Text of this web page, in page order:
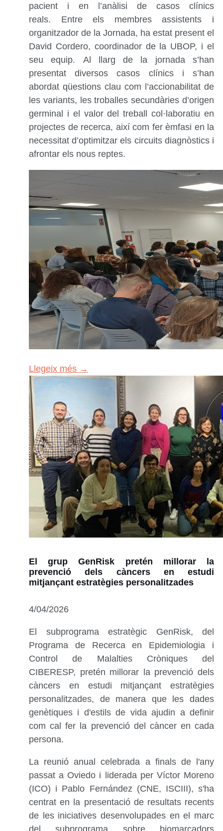
pacient i en l’anàlisi de casos clínics
reals. Entre els membres assistents i
organitzador de la Jornada, ha estat present el
David Cordero, coordinador de la UBOP, i el
seu equip. Al llarg de la jornada s’han
presentat diversos casos clínics i s’han
abordat qüestions clau com l’accionabilitat de
les variants, les troballes secundàries d’origen
germinal i el valor del treball col·laboratiu en
projectes de recerca, així com fer èmfasi en la
necessitat d’optimitzar els circuits diagnòstics i
afrontar els nous reptes.
Llegeix més →
El grup GenRisk pretén millorar la
prevenció dels càncers en estudi
mitjançant estratègies personalitzades
4/04/2026
El subprograma estratègic GenRisk, del
Programa de Recerca en Epidemiologia i
Control de Malalties Cròniques del
CIBERESP, pretén millorar la prevenció dels
càncers en estudi mitjançant estratègies
personalitzades, de manera que les dades
genètiques i d'estils de vida ajudin a definir
com cal fer la prevenció del càncer en cada
persona.
La reunió anual celebrada a finals de l'any
passat a Oviedo i liderada per Víctor Moreno
(ICO) i Pablo Fernández (CNE, ISCIII), s'ha
centrat en la presentació de resultats recents
de les iniciatives desenvolupades en el marc
del subprograma sobre biomarcadors